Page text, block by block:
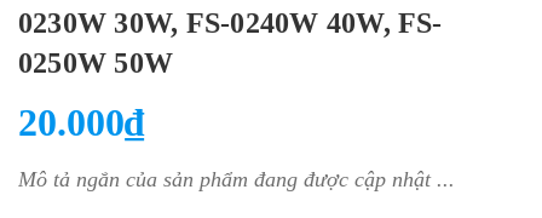
0230W 30W, FS-0240W 40W, FS-
0250W 50W
20.000₫
Mô tả ngắn của sản phẩm đang được cập nhật ...